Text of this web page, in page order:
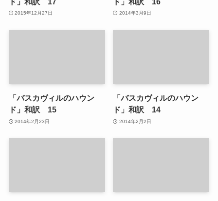
2015年12月27日 2014年3月9日
「バスカヴィルのハウン
ド」和訳 15
2014年2月23日
「バスカヴィルのハウン
ド」和訳 14
2014年2月2日